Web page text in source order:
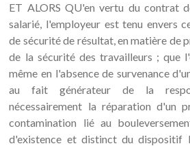
ET ALORS QU'en vertu du contrat
salarié, l'employeur est tenu envers
de sécurité de résultat, en matière de
de la sécurité des travailleurs ; que
même en l'absence de survenance
au fait générateur de la
nécessairement la réparation d'un
contamination lié au
d'existence et distinct du dispositif